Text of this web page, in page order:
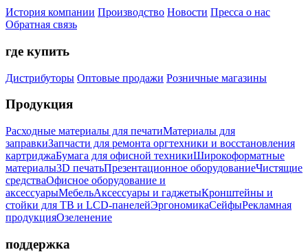
История компании Производство Новости Пресса о нас
Обратная связь
где купить
Дистрибуторы Оптовые продажи Розничные магазины
Продукция
Расходные материалы для печатиМатериалы для
заправкиЗапчасти для ремонта оргтехники и восстановления
картриджаБумага для офисной техникиШирокоформатные
материалы3D печатьПрезентационное оборудованиеЧистящие
средстваОфисное оборудование и
аксессуарыМебельАксессуары и гаджетыКронштейны и
стойки для ТВ и LCD-панелейЭргономикаСейфыРекламная
продукцияОзеленение
поддержка